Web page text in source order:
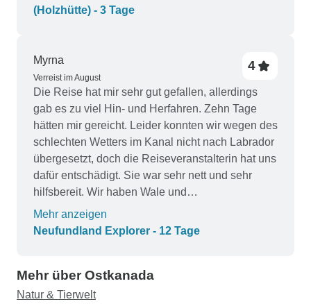
(Holzhütte) - 3 Tage
Myrna
Verreist im August
4
Die Reise hat mir sehr gut gefallen, allerdings
gab es zu viel Hin- und Herfahren. Zehn Tage
hätten mir gereicht. Leider konnten wir wegen des
schlechten Wetters im Kanal nicht nach Labrador
übergesetzt, doch die Reiseveranstalterin hat uns
dafür entschädigt. Sie war sehr nett und sehr
hilfsbereit. Wir haben Wale und
Papageientaucher gesehen, aber keine Eisberge.
Nun ja, man kann nicht alles haben! Die Hotels
Mehr anzeigen
Neufundland Explorer - 12 Tage
Mehr über Ostkanada
Natur & Tierwelt